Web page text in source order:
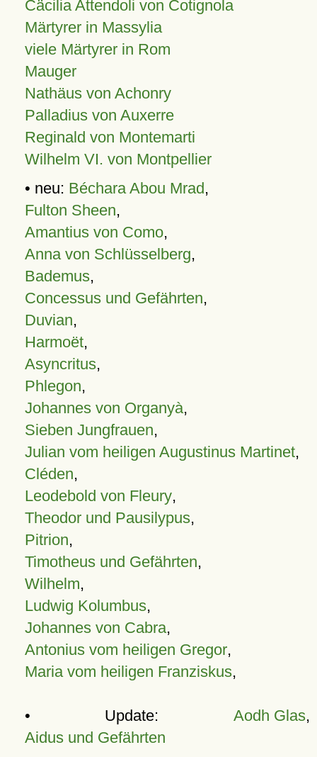
Cäcilia Attendoli von Cotignola
Märtyrer in Massylia
viele Märtyrer in Rom
Mauger
Nathäus von Achonry
Palladius von Auxerre
Reginald von Montemarti
Wilhelm VI. von Montpellier
• neu: Béchara Abou Mrad,
Fulton Sheen,
Amantius von Como,
Anna von Schlüsselberg,
Bademus,
Concessus und Gefährten,
Duvian,
Harmoët,
Asyncritus,
Phlegon,
Johannes von Organyà,
Sieben Jungfrauen,
Julian vom heiligen Augustinus Martinet,
Cléden,
Leodebold von Fleury,
Theodor und Pausilypus,
Pitrion,
Timotheus und Gefährten,
Wilhelm,
Ludwig Kolumbus,
Johannes von Cabra,
Antonius vom heiligen Gregor,
Maria vom heiligen Franziskus,
• Update: Aodh Glas,
Aidus und Gefährten